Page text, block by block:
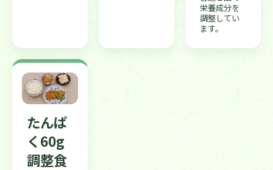
栄養成分を
調整してい
ます。
たんぱ
く60g
調整食